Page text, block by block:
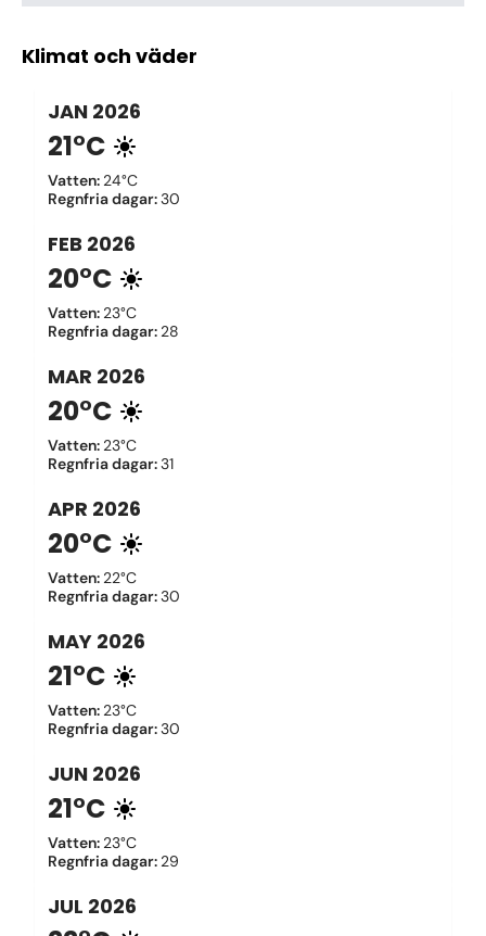
Klimat och väder
JAN 2026
21°C
Vatten: 24°C
Regnfria dagar:30
FEB 2026
20°C
Vatten: 23°C
Regnfria dagar: 28
MAR 2026
20°C
Vatten: 23°C
Regnfria dagar:31
APR 2026
20°C
Vatten: 22°C
Regnfria dagar:30
MAY 2026
21°C
Vatten: 23°C
Regnfria dagar:30
JUN 2026
21°C
Vatten: 23°C
Regnfria dagar: 29
JUL 2026